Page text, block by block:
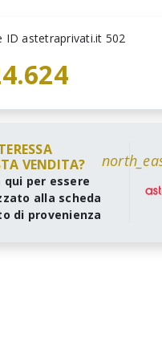
ID astetraprivati.it 502
VENDITA?
qui per essere
alla scheda
di provenienza